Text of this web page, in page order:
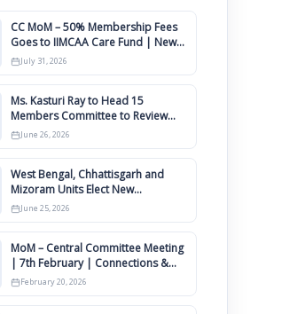
CC MoM – 50% Membership Fees
Goes to IIMCAA Care Fund | New
Timeline for IIMCAA Awards 2027
July 31, 2026
Ms. Kasturi Ray to Head 15
Members Committee to Review
IIMCAA Memberships Clauses for
Constitution Amendment
June 26, 2026
West Bengal, Chhattisgarh and
Mizoram Units Elect New
Committee of Office Bearers
June 25, 2026
MoM – Central Committee Meeting
| 7th February | Connections &
IIMCAA Awards 2026
February 20, 2026